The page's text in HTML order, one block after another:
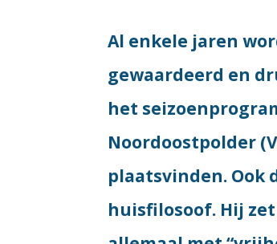
Al enkele jaren
gewaardeerd en
het
Noordoostpolder
plaatsvinden. Ook
huisfilosoof. Hij